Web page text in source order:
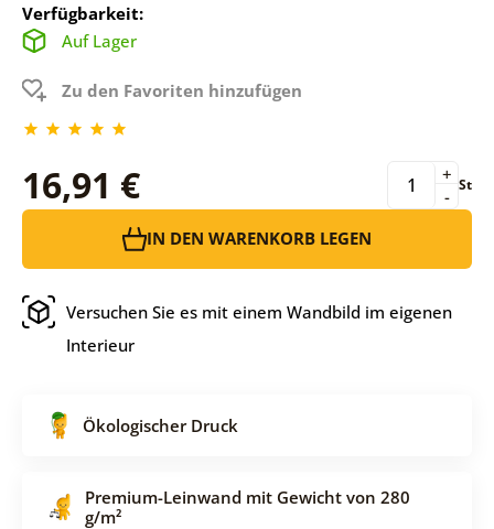
Verfügbarkeit:
Auf Lager
Zu den Favoriten hinzufügen
16,91 € -
+ St
IN DEN WARENKORB LEGEN
Versuchen Sie es mit einem Wandbild im eigenen
Interieur
Ökologischer Druck
Premium-Leinwand mit Gewicht von 280
g/m²